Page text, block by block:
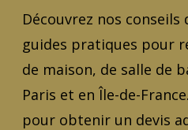
Découvrez nos
guides pratiques pour
de maison, de salle de
Paris et en Île-de-
pour obtenir un devis